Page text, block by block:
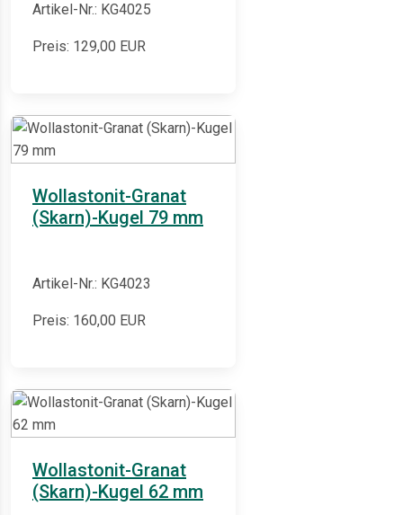
Artikel-Nr.: KG4025
Preis: 129,00 EUR
Wollastonit-Granat
(Skarn)-Kugel 79 mm
Artikel-Nr.: KG4023
Preis: 160,00 EUR
Wollastonit-Granat
(Skarn)-Kugel 62 mm